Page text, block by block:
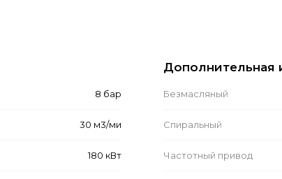
8 бар
30 м3/ми
180 кВт
Дополнительная
Безмасляный
Спиральный
Частотный привод